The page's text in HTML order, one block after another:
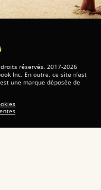
réservés. 2017-2026
Inc. En outre, ce site n’est
une marque déposée de